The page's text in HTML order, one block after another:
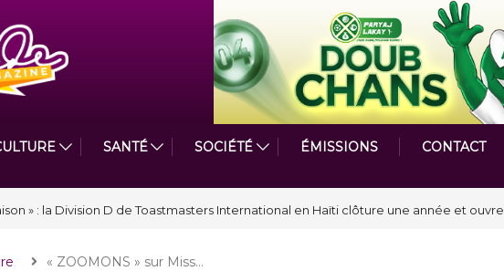
SANTÉ SOCIÉTÉ ÉMISSIONS CONTACT
F. Judson Paul récompensé par le Prix de la Plume diplomatique à la SPECQUE 2026
« ZOOMONS » sur Miss…